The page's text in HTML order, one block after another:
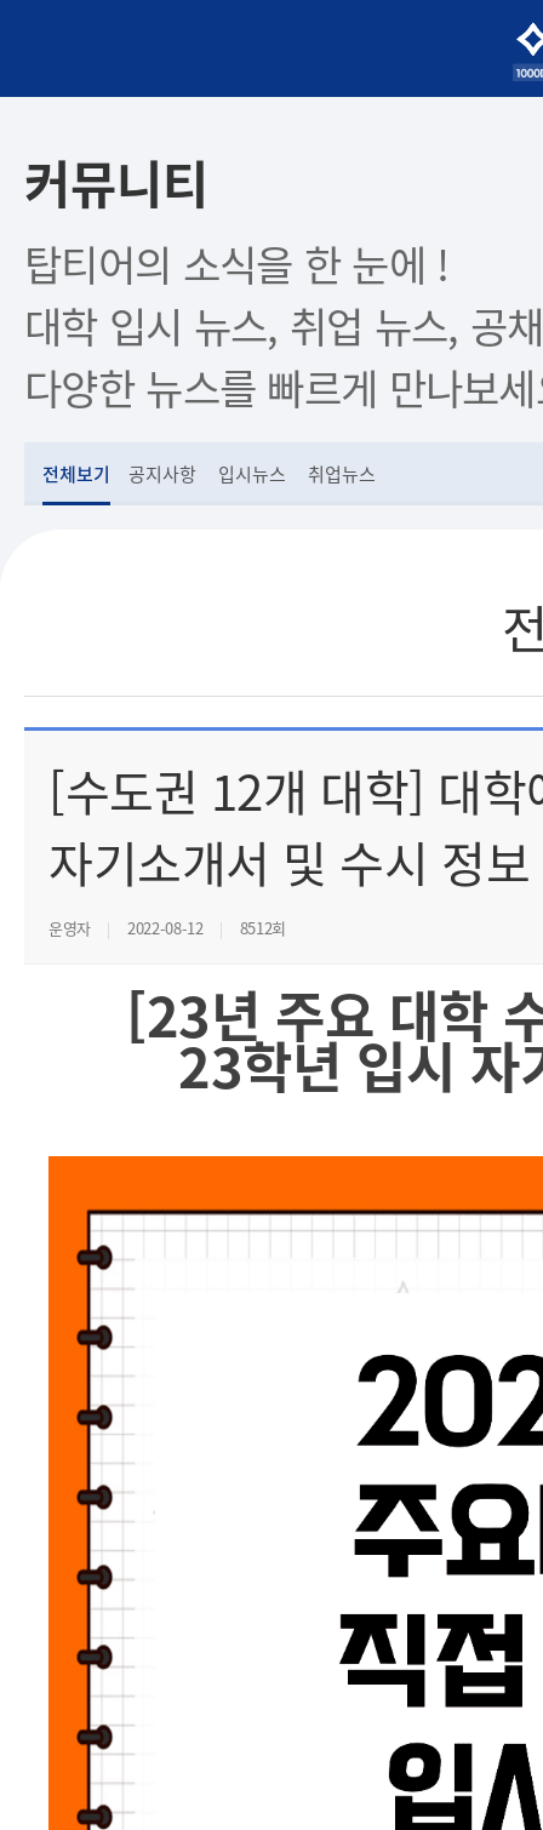
커뮤니티
탑티어의 소식을 한 눈에 !
대학 입시 뉴스, 취업 뉴스, 공
다양한 뉴스를 빠르게 만나보
전체보기 공지사항 입시뉴스 취업뉴스
[수도권 12개 대학] 대
자기소개서 및 수시 정보
운영자 2022-08-12 8512회
[23년 주요 대학
23학년 입시 자